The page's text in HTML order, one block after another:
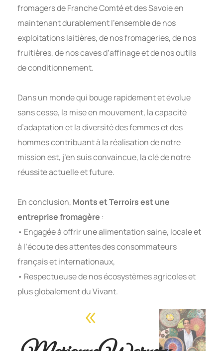
fromagers de Franche Comté et des Savoie en
maintenant durablement l’ensemble de nos
exploitations laitières, de nos fromageries, de nos
fruitières, de nos caves d’affinage et de nos outils
de conditionnement.
Dans un monde qui bouge rapidement et évolue
sans cesse, la mise en mouvement, la capacité
d’adaptation et la diversité des femmes et des
hommes contribuant à la réalisation de notre
mission est, j’en suis convaincue, la clé de notre
réussite actuelle et future.
En conclusion, Monts et Terroirs est une
entreprise fromagère :
• Engagée à offrir une alimentation saine, locale et
à l’écoute des attentes des consommateurs
français et internationaux,
• Respectueuse de nos écosystèmes agricoles et
plus globalement du Vivant.
«